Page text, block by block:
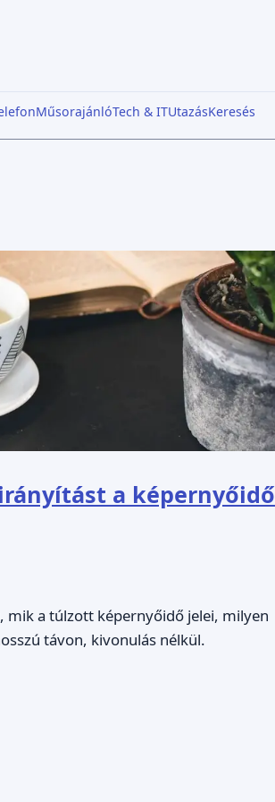
MűsorajánlóTech & ITUtazásKeresés
a képernyőidő
mik a túlzott képernyőidő jelei, milyen
távon, kivonulás nélkül.